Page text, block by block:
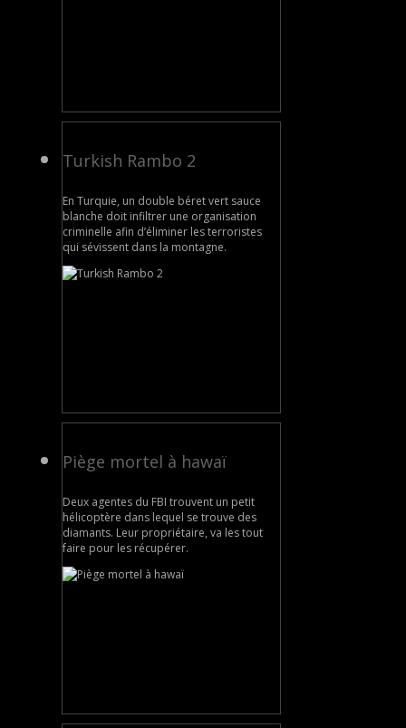
Turkish Rambo 2
En Turquie, un double béret vert sauce
blanche doit infiltrer une organisation
criminelle afin d’éliminer les terroristes
qui sévissent dans la montagne.
Piège mortel à hawaï
Deux agentes du FBI trouvent un petit
hélicoptère dans lequel se trouve des
diamants. Leur propriétaire, va les tout
faire pour les récupérer.